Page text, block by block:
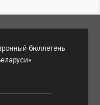
бюллетень